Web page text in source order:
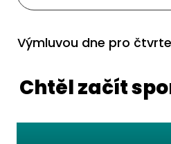
Výmluvou dne pro
Chtěl začít